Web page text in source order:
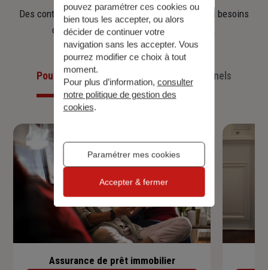
Des contrats clairs et flexibles pour sécuriser vos besoins
d’aujourd’hui et anticiper ceux de demain.
Pour les particuliers Pour les professionnels
Assurance de prêt immobilier
pouvez paramétrer ces cookies ou
bien tous les accepter, ou alors
décider de continuer votre
navigation sans les accepter. Vous
pourrez modifier ce choix à tout
moment.
Pour plus d’information, consulter
notre politique de gestion des
cookies.
Paramétrer mes cookies
Accepter & fermer